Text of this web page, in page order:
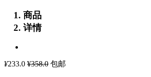
商品
详情
¥233.0 ¥358.0 包邮